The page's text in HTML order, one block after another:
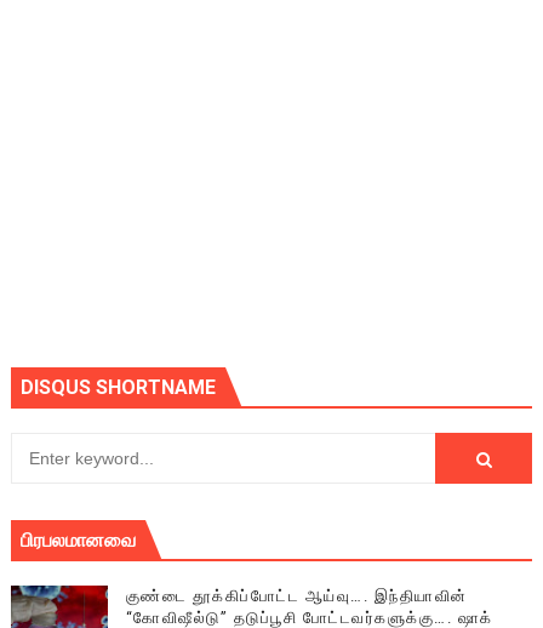
DISQUS SHORTNAME
பிரபலமானவை
குண்டை தூக்கிப்போட்ட ஆய்வு…. இந்தியாவின்
“கோவிஷீல்டு” தடுப்பூசி போட்டவர்களுக்கு…. ஷாக்